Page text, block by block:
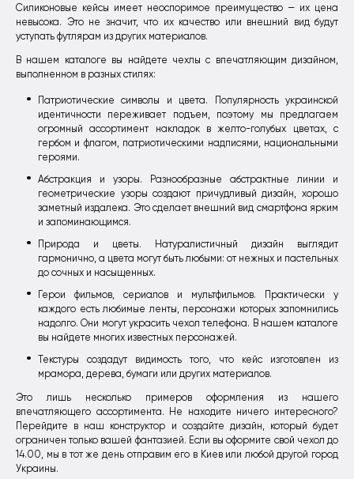
Силиконовые кейсы имеет неоспоримое преимущество — их цена
невысока. Это не значит, что их качество или внешний вид будут
уступать футлярам из других материалов.
В нашем каталоге вы найдете чехлы с впечатляющим дизайном,
выполненном в разных стилях:
Патриотические символы и цвета. Популярность украинской
идентичности переживает подъем, поэтому мы предлагаем
огромный ассортимент накладок в желто-голубых цветах, с
гербом и флагом, патриотическими надписями, национальными
героями.
Абстракция и узоры. Разнообразные абстрактные линии и
геометрические узоры создают причудливый дизайн, хорошо
заметный издалека. Это сделает внешний вид смартфона ярким
и запоминающимся.
Природа и цветы. Натуралистичный дизайн выглядит
гармонично, а цвета могут быть любыми: от нежных и пастельных
до сочных и насыщенных.
Герои фильмов, сериалов и мультфильмов. Практически у
каждого есть любимые ленты, персонажи которых запомнились
надолго. Они могут украсить чехол телефона. В нашем каталоге
вы найдете многих известных персонажей.
Текстуры создадут видимость того, что кейс изготовлен из
мрамора, дерева, бумаги или других материалов.
Это лишь несколько примеров оформления из нашего
впечатляющего ассортимента. Не находите ничего интересного?
Перейдите в наш конструктор и создайте дизайн, который будет
ограничен только вашей фантазией. Если вы оформите свой чехол до
14.00, мы в тот же день отправим его в Киев или любой другой город
Украины.